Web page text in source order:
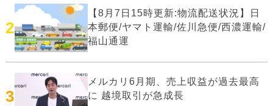
2
【8月7日15時更新:物流配送状況】日
本郵便/ヤマト運輸/佐川急便/西濃運輸/
福山通運
3
メルカリ6月期、売上収益が過去最高
に 越境取引が急成長